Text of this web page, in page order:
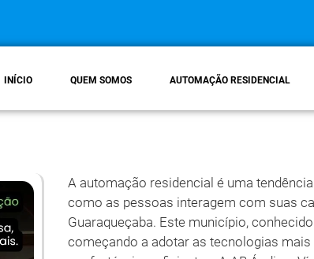
INÍCIO QUEM SOMOS AUTOMAÇÃO RESIDENCIAL
A automação residencial é uma
como as pessoas interagem com suas
Guaraqueçaba. Este município,
começando a adotar as tecnologias